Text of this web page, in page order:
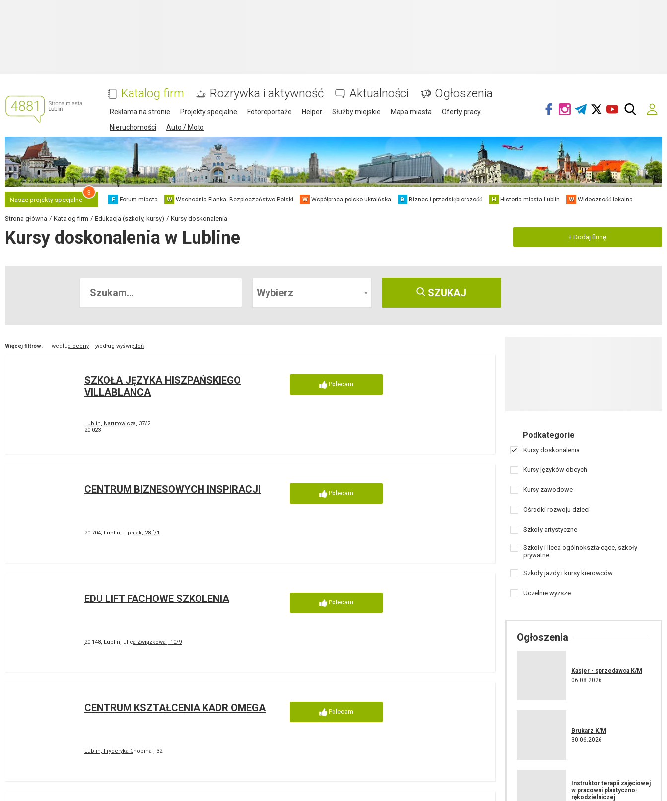
Katalog firm Rozrywka i aktywność Aktualności Ogłoszenia
Reklama na stronie Projekty specjalne Fotoreportaże Helper Służby miejskie Mapa miasta
Oferty pracy
Nieruchomości
Auto / Moto
Nasze projekty specjalne
3
F Forum miasta W Wschodnia Flanka: Bezpieczeństwo Polski W Współpraca polsko-ukraińska B Biznes i przedsiębiorczość H Historia miasta Lublin W Widoczność lokalna
Strona główna Katalog firm Edukacja (szkoły, kursy) Kursy doskonalenia
Kursy doskonalenia w Lubline + Dodaj firmę
Wybierz SZUKAJ
Więcej filtrów: według oceny według wyświetleń
SZKOŁA JĘZYKA HISZPAŃSKIEGO
VILLABLANCA
Lublin, Narutowicza, 37/2
20-023
Polecam
CENTRUM BIZNESOWYCH INSPIRACJI
20-704, Lublin, Lipniak, 28 f/1
Polecam
EDU LIFT FACHOWE SZKOLENIA
20-148, Lublin, ulica Związkowa , 10/9
Polecam
CENTRUM KSZTAŁCENIA KADR OMEGA
Lublin, Fryderyka Chopina , 32
Polecam
Podkategorie
Kursy doskonalenia
Kursy języków obcych
Kursy zawodowe
Ośrodki rozwoju dzieci
Szkoły artystyczne
Szkoły i licea ogólnokształcące, szkoły
prywatne
Szkoły jazdy i kursy kierowców
Uczelnie wyższe
Ogłoszenia
Kasjer - sprzedawca K/M
06.08.2026
Brukarz K/M
30.06.2026
Instruktor terapii zajęciowej
w pracowni plastyczno-
rękodzielniczej